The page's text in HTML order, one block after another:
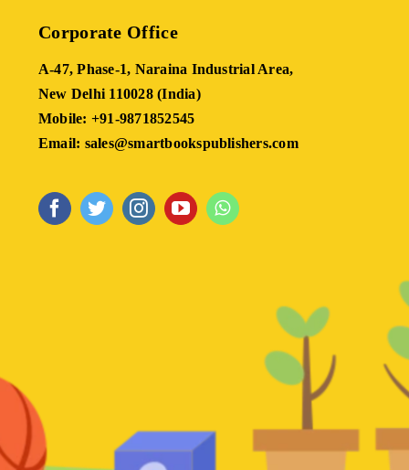
Corporate Office
A-47, Phase-1, Naraina Industrial Area,
New Delhi 110028 (India)
Mobile: +91-9871852545
Email: sales@smartbookspublishers.com